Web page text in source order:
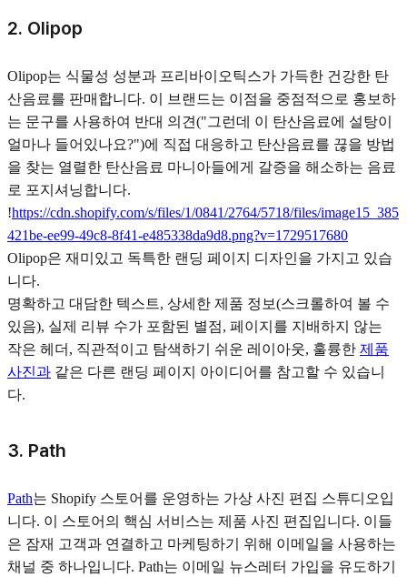
2. Olipop
Olipop는 식물성 성분과 프리바이오틱스가 가득한 건강한 탄
산음료를 판매합니다. 이 브랜드는 이점을 중점적으로 홍보하
는 문구를 사용하여 반대 의견("그런데 이 탄산음료에 설탕이
얼마나 들어있나요?")에 직접 대응하고 탄산음료를 끊을 방법
을 찾는 열렬한 탄산음료 마니아들에게 갈증을 해소하는 음료
로 포지셔닝합니다.
!https://cdn.shopify.com/s/files/1/0841/2764/5718/files/image15_385
421be-ee99-49c8-8f41-e485338da9d8.png?v=1729517680
Olipop은 재미있고 독특한 랜딩 페이지 디자인을 가지고 있습
니다.
명확하고 대담한 텍스트, 상세한 제품 정보(스크롤하여 볼 수
있음), 실제 리뷰 수가 포함된 별점, 페이지를 지배하지 않는
작은 헤더, 직관적이고 탐색하기 쉬운 레이아웃, 훌륭한 제품
사진과 같은 다른 랜딩 페이지 아이디어를 참고할 수 있습니
다.
3. Path
Path는 Shopify 스토어를 운영하는 가상 사진 편집 스튜디오입
니다. 이 스토어의 핵심 서비스는 제품 사진 편집입니다. 이들
은 잠재 고객과 연결하고 마케팅하기 위해 이메일을 사용하는
채널 중 하나입니다. Path는 이메일 뉴스레터 가입을 유도하기